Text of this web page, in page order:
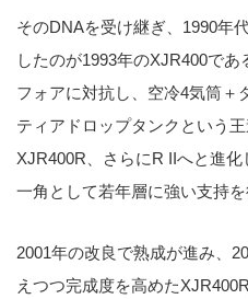
そのDNAを受け継ぎ、1990年
したのが1993年のXJR400で
フォアに対抗し、空冷4気筒＋
ティアドロップタンクという
XJR400R、さらにR IIへと進
一角として若年層に強い支持を
2001年の改良で熟成が進み、
えつつ完成度を高めた